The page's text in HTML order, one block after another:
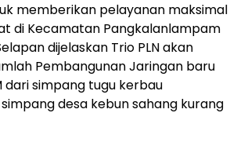
memberikan pelayanan maksimal
di Kecamatan Pangkalanlampam
dijelaskan Trio PLN akan
Pembangunan Jaringan baru
dari simpang tugu kerbau
desa kebun sahang kurang